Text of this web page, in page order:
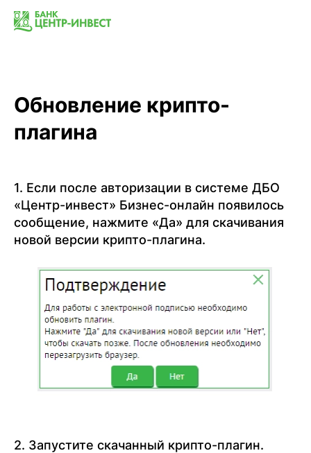
Обновление крипто-
плагина
1. Если после авторизации в системе ДБО
«Центр-инвест» Бизнес-онлайн появилось
сообщение, нажмите «Да» для скачивания
новой версии крипто-плагина.
2. Запустите скачанный крипто-плагин.